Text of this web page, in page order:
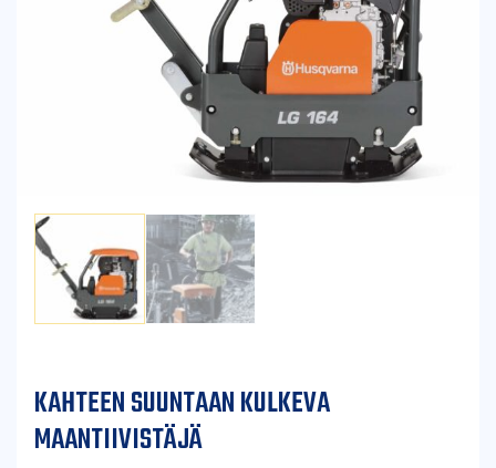
KAHTEEN SUUNTAAN KULKEVA
MAANTIIVISTÄJÄ